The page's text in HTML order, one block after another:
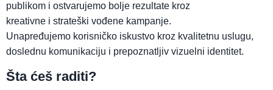
publikom i ostvarujemo bolje rezultate kroz
kreativne i strateški vođene kampanje.
Unapređujemo korisničko iskustvo kroz kvalitetnu uslugu,
doslednu komunikaciju i prepoznatljiv vizuelni identitet.
Šta ćeš raditi?